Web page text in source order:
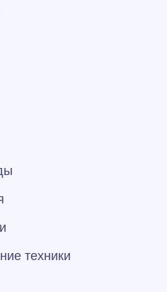
техники